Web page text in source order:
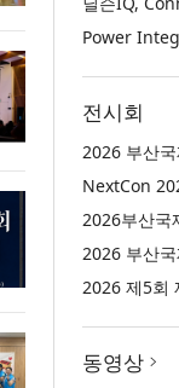
전시회
2026 부산
NextCon
2026부산국
2026 부산
2026 제5회
동영상